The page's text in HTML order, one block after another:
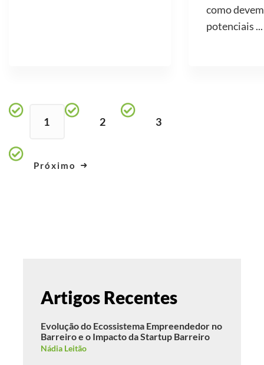
como
potenciais ...
1 2 3
Próximo
Artigos Recentes
Evolução do Ecossistema Empreendedor no
Barreiro e o Impacto da Startup Barreiro
Nádia Leitão